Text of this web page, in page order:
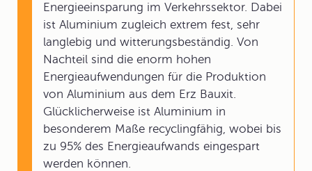
Energieeinsparung im Verkehrssektor. Dabei
ist Aluminium zugleich extrem fest, sehr
langlebig und witterungsbeständig. Von
Nachteil sind die enorm hohen
Energieaufwendungen für die Produktion
von Aluminium aus dem Erz Bauxit.
Glücklicherweise ist Aluminium in
besonderem Maße recyclingfähig, wobei bis
zu 95% des Energieaufwands eingespart
werden können.